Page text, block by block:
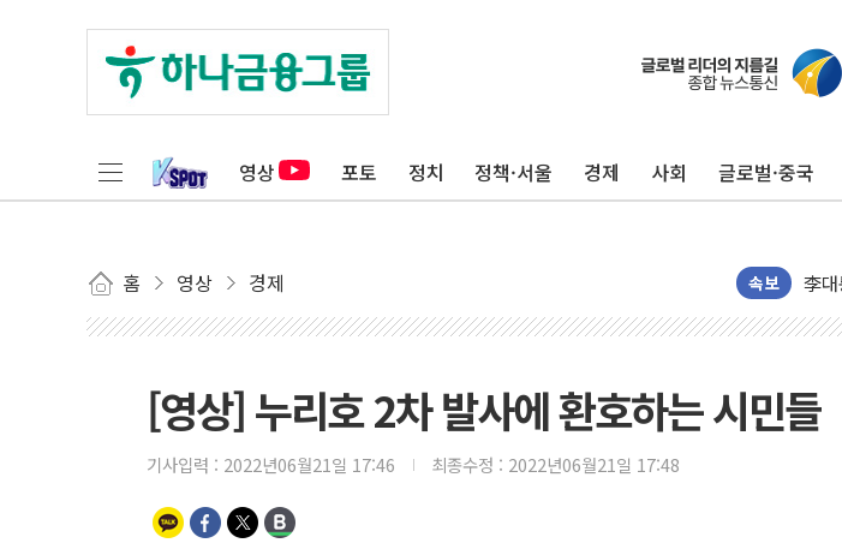
영상 포토 정치 정책·서울 경제 사회 글로벌·중국
홈 영상 경제 속보
[오
李
[오
유럽
리투
뉴
김
[영상] 누리호 2차 발사에 환호하는 시민들
기사입력 : 2022년06월21일 17:46 최종수정 : 2022년06월21일 17:48